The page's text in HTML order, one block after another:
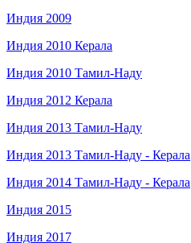
Индия 2009
Индия 2010 Керала
Индия 2010 Тамил-Наду
Индия 2012 Керала
Индия 2013 Тамил-Наду
Индия 2013 Тамил-Наду - Керала
Индия 2014 Тамил-Наду - Керала
Индия 2015
Индия 2017